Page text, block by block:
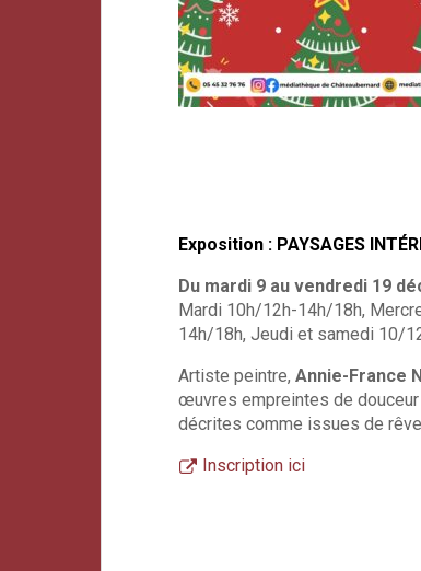
Exposition : PAYSAGES
Du mardi 9 au vendredi 19
Mardi 10h/12h-14h/18h,
14h/18h, Jeudi et samedi 10/
Artiste peintre, Annie-France
œuvres empreintes de
décrites comme issues de
Inscription ici